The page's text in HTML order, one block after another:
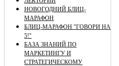
НОВОГОДНИЙ БЛИЦ-
МАРАФОН
БЛИЦ-МАРАФОН "ГОВОРИ НА
5!"
БАЗА ЗНАНИЙ ПО
МАРКЕТИНГУ И
СТРАТЕГИЧЕСКОМУ